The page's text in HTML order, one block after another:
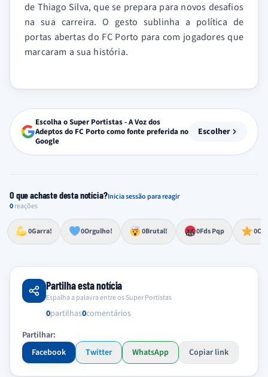
de Thiago Silva, que se prepara para novos desafios
na sua carreira. O gesto sublinha a política de
portas abertas do FC Porto para com jogadores que
marcaram a sua história.
Escolha o Super Portistas - A Voz dos
Adeptos do FC Porto como fonte preferida no
Google
Escolher
O que achaste desta notícia?Inicia sessão para reagir
0reações
0Garra!
Esforço, determinação, aprovação forte
0Orgulho!
Lealdade, amor clubístico, sentimento profundo
0Brutal!
Impressionante, chocante, de grande impacto 0Fds Pqp
Reação de desespero, raiva, frustração ou espanto extremo 0
Excelência, destaque, o melhor
Partilha esta notícia
Espalha a palavra entre os Super Portistas
0partilhas0comentários
Partilhar:
Facebook
Twitter WhatsApp Copiar link